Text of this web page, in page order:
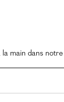
main dans